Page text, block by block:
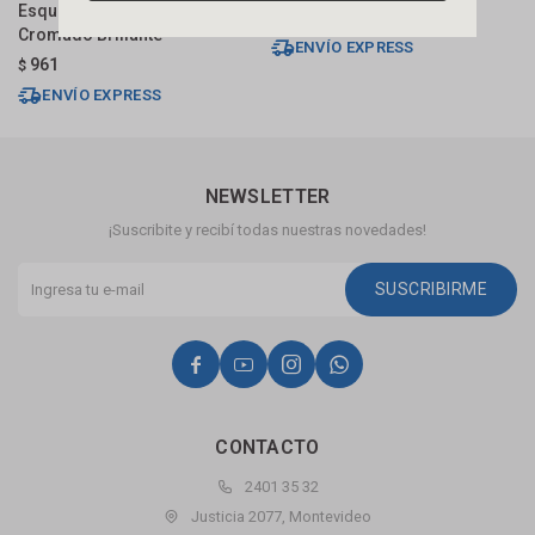
Esquinero En L Bronce
Cromado Brillante
$ 961
ENVÍO EXPRESS
ENVÍO EXPRESS
CONTACTO
2401 35 32
Justicia 2077, Montevideo
NEWSLETTER
¡Suscribite y recibí todas nuestras novedades!
SUSCRIBIRME
   